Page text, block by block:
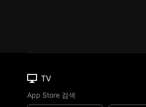
TV
App Store 검색